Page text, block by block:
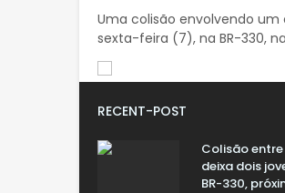
Uma colisão envolvendo
sexta-feira (7), na BR-330,
RECENT-POST
Colisão
deixa dois
BR-330,